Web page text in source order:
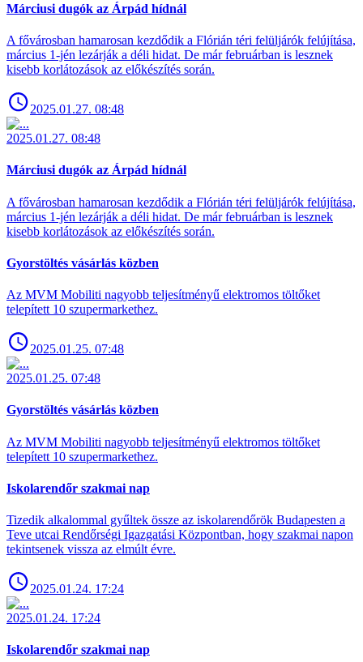
Márciusi dugók az Árpád hídnál
A fővárosban hamarosan kezdődik a Flórián téri felüljárók felújítása,
március 1-jén lezárják a déli hidat. De már februárban is lesznek
kisebb korlátozások az előkészítés során.
2025.01.27. 08:48
2025.01.27. 08:48
Márciusi dugók az Árpád hídnál
A fővárosban hamarosan kezdődik a Flórián téri felüljárók felújítása,
március 1-jén lezárják a déli hidat. De már februárban is lesznek
kisebb korlátozások az előkészítés során.
Gyorstöltés vásárlás közben
Az MVM Mobiliti nagyobb teljesítményű elektromos töltőket
telepített 10 szupermarkethez.
2025.01.25. 07:48
2025.01.25. 07:48
Gyorstöltés vásárlás közben
Az MVM Mobiliti nagyobb teljesítményű elektromos töltőket
telepített 10 szupermarkethez.
Iskolarendőr szakmai nap
Tizedik alkalommal gyűltek össze az iskolarendőrök Budapesten a
Teve utcai Rendőrségi Igazgatási Központban, hogy szakmai napon
tekintsenek vissza az elmúlt évre.
2025.01.24. 17:24
2025.01.24. 17:24
Iskolarendőr szakmai nap